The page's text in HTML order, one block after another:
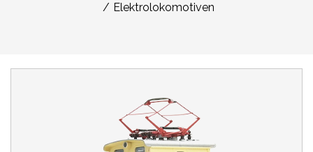
Elektrolokomotiven